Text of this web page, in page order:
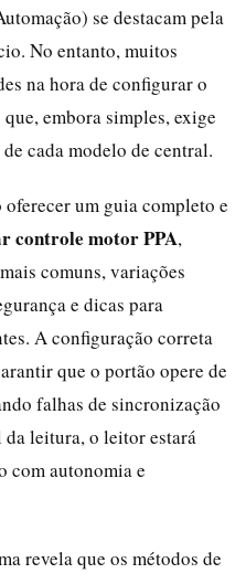
se destacam pela
No entanto, muitos
na hora de configurar o
embora simples, exige
cada modelo de central.
um guia completo e
controle motor PPA,
comuns, variações
e dicas para
A configuração correta
que o portão opere de
falhas de sincronização
leitura, o leitor estará
com autonomia e
revela que os métodos de